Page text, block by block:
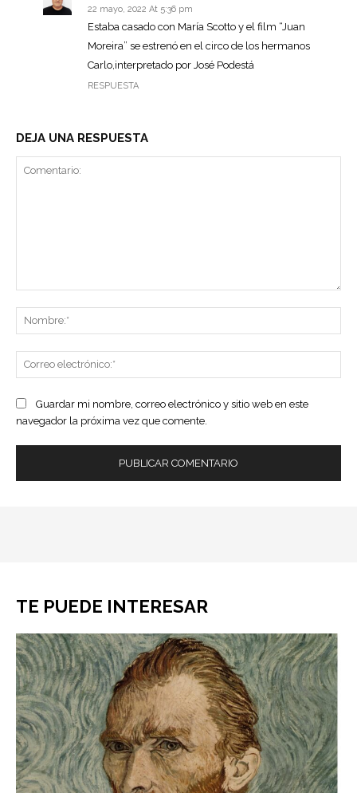
22 mayo, 2022 At 5:36 pm
Estaba casado con María Scotto y el film “Juan
Moreira” se estrenó en el circo de los hermanos
Carlo,interpretado por José Podestá
RESPUESTA
DEJA UNA RESPUESTA
Guardar mi nombre, correo electrónico y sitio web en este
navegador la próxima vez que comente.
TE PUEDE INTERESAR